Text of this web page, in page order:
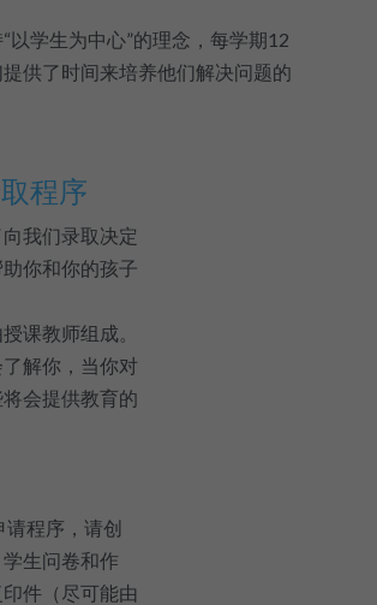
学生为中心”的理念，每学期12
供了时间来培养他们解决问题的
程序
我们录取决定
你和你的孩子
课教师组成。
解你，当你对
会提供教育的
请程序，请创
生问卷和作
件（尽可能由